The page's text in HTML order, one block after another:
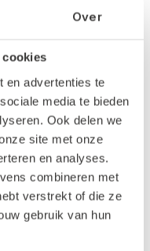
Over
cookies
en advertenties te
media te bieden
Ook delen we
site met onze
en analyses.
combineren met
verstrekt of die ze
gebruik van hun